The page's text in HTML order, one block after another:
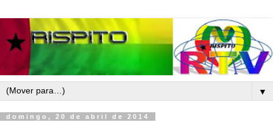
▼
domingo, 20 de abril de 2014